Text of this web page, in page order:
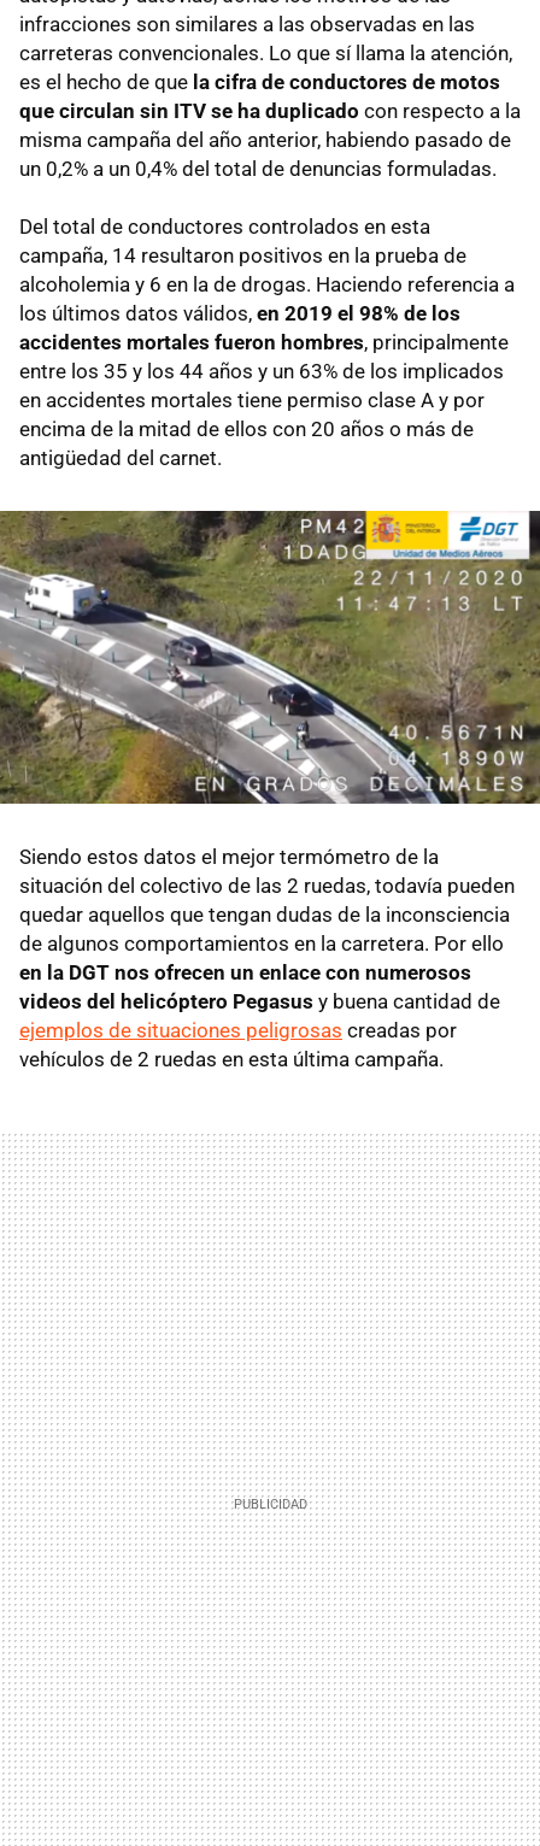
infracciones son similares a las observadas en las
carreteras convencionales. Lo que sí llama la atención,
es el hecho de que la cifra de conductores de motos
que circulan sin ITV se ha duplicado con respecto a la
misma campaña del año anterior, habiendo pasado de
un 0,2% a un 0,4% del total de denuncias formuladas.
Del total de conductores controlados en esta
campaña, 14 resultaron positivos en la prueba de
alcoholemia y 6 en la de drogas. Haciendo referencia a
los últimos datos válidos, en 2019 el 98% de los
accidentes mortales fueron hombres, principalmente
entre los 35 y los 44 años y un 63% de los implicados
en accidentes mortales tiene permiso clase A y por
encima de la mitad de ellos con 20 años o más de
antigüedad del carnet.
Siendo estos datos el mejor termómetro de la
situación del colectivo de las 2 ruedas, todavía pueden
quedar aquellos que tengan dudas de la inconsciencia
de algunos comportamientos en la carretera. Por ello
en la DGT nos ofrecen un enlace con numerosos
videos del helicóptero Pegasus y buena cantidad de
ejemplos de situaciones peligrosas creadas por
vehículos de 2 ruedas en esta última campaña.